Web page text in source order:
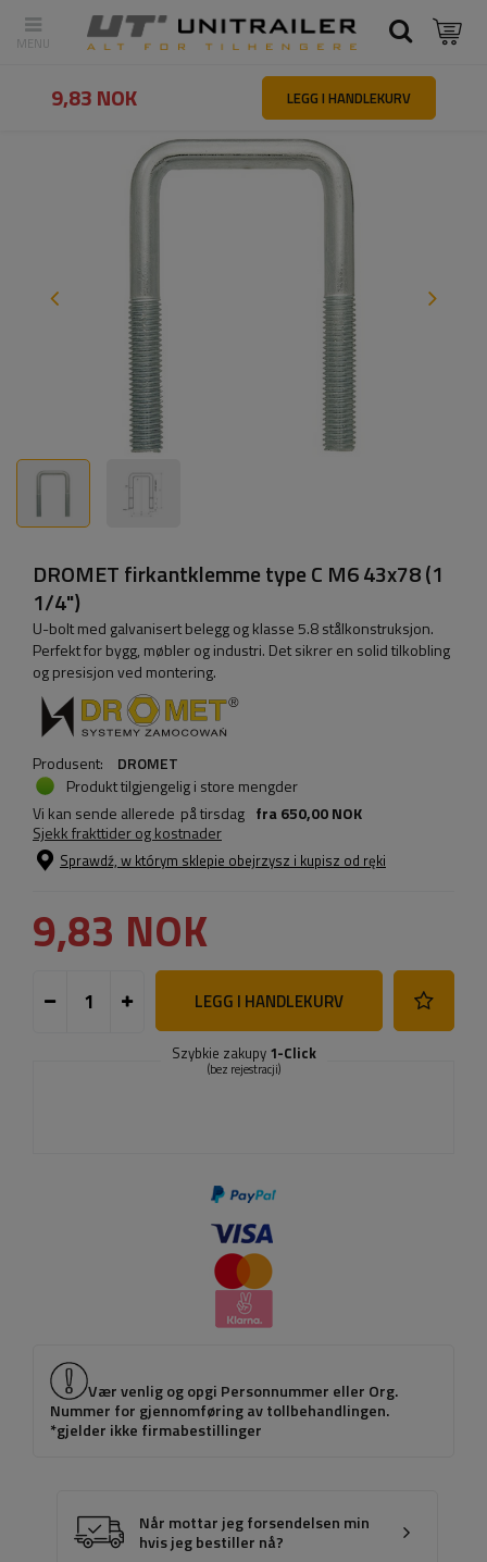
Tilbake Hovedside Reservedeler og tilbehør til tilhengere
DROMET firkantklemme type C M6 43x78 (1
1/4")
U-bolt med galvanisert belegg og klasse 5.8 stålkonstruksjon.
Perfekt for bygg, møbler og industri. Det sikrer en solid tilkobling
og presisjon ved montering.
Produsent:
DROMET
Produkt tilgjengelig i store mengder
Vi kan sende allerede på tirsdag fra650,00 NOK
Sjekk frakttider og kostnader
Sprawdź, w którym sklepie obejrzysz i kupisz od ręki
9,83 NOK
LEGG I HANDLEKURV
Szybkie zakupy 1-Click
(bez rejestracji)
Vær venlig og opgi Personnummer eller Org.
Nummer for gjennomføring av tollbehandlingen.
*gjelder ikke firmabestillinger
Når mottar jeg forsendelsen min
hvis jeg bestiller nå?
9,83 NOK LEGG I HANDLEKURV